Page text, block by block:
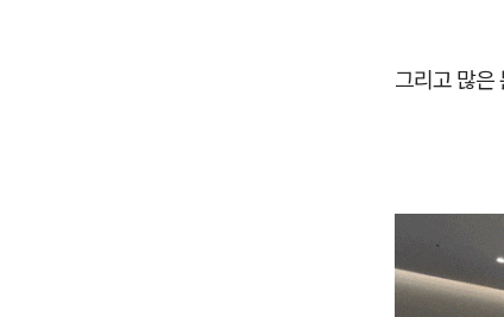
그리고 많은